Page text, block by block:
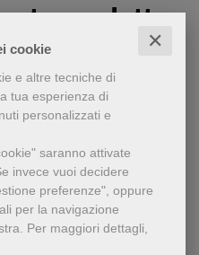
cookie ✕
e altre tecniche di
tua esperienza di
personalizzati e
saranno attivate
invece vuoi decidere
preferenze", oppure
per la navigazione
Per maggiori dettagli,
prodotto